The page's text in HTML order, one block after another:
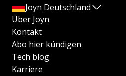
Joyn Deutschland
Über Joyn
Kontakt
Abo hier kündigen
Tech blog
Karriere